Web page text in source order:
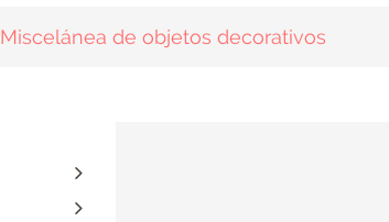
Miscelánea de objetos decorativos